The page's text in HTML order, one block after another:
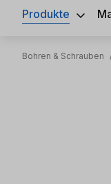
Produkte
Bohren & Schrauben